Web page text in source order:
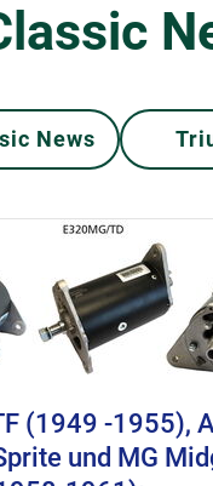
News
(1949 -1955),
und MG